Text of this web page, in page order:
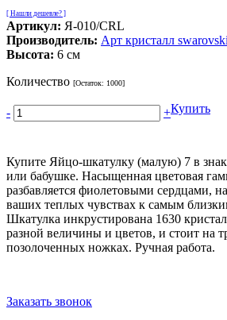
[ Нашли дешевле? ]
Артикул: Я-010/СRL
Производитель: Арт кристалл swarovski
Высота: 6 см
Количество [Остаток: 1000]
- +Купить
Купите Яйцо-шкатулку (малую) 7 в
или бабушке. Насыщенная цветовая
разбавляется фиолетовыми сердцами,
ваших теплых чувствах к самым
Шкатулка инкрустирована 1630
разной величины и цветов, и стоит на
позолоченных ножках. Ручная работа.
Заказать звонок